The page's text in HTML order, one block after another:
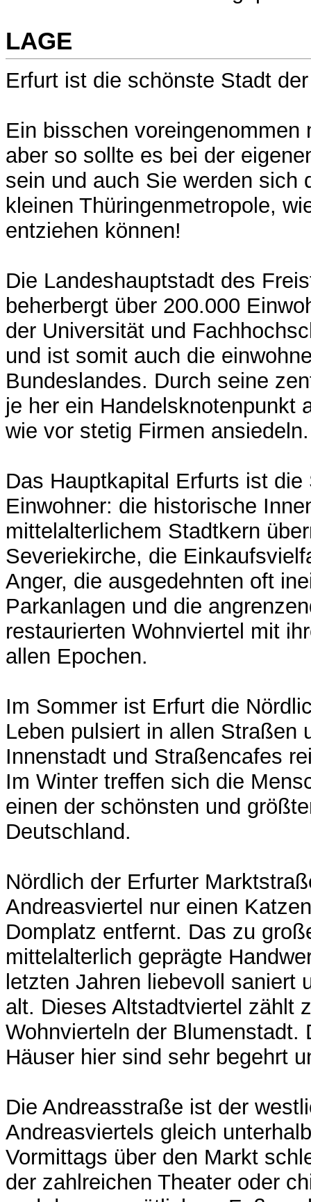
LAGE
Erfurt ist die schönste Stadt
Ein bisschen voreingenommen
aber so sollte es bei der
sein und auch Sie werden sich
kleinen Thüringenmetropole,
entziehen können!
Die Landeshauptstadt des
beherbergt über 200.000
der Universität und
und ist somit auch die
Bundeslandes. Durch seine
je her ein Handelsknotenpunkt
wie vor stetig Firmen ansiedeln.
Das Hauptkapital Erfurts ist
Einwohner: die historische
mittelalterlichem Stadtkern
Severiekirche, die
Anger, die ausgedehnten oft
Parkanlagen und die
restaurierten Wohnviertel mit
allen Epochen.
Im Sommer ist Erfurt die
Leben pulsiert in allen Straßen
Innenstadt und Straßencafes
Im Winter treffen sich die
einen der schönsten und
Deutschland.
Nördlich der Erfurter
Andreasviertel nur einen
Domplatz entfernt. Das zu
mittelalterlich geprägte
letzten Jahren liebevoll saniert
alt. Dieses Altstadtviertel zählt
Wohnvierteln der Blumenstadt.
Häuser hier sind sehr begehrt
Die Andreasstraße ist der
Andreasviertels gleich
Vormittags über den Markt
der zahlreichen Theater oder